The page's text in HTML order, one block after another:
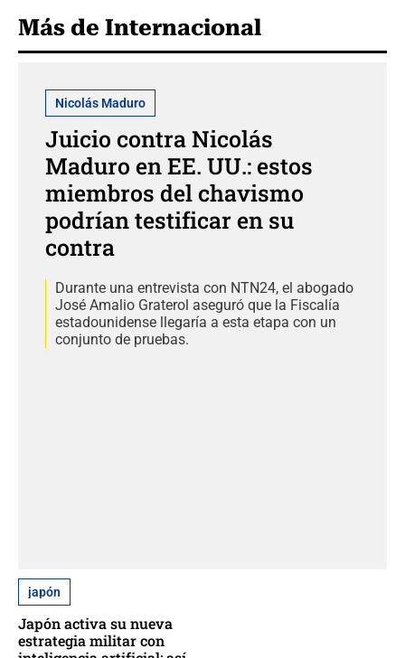
Más de Internacional
Nicolás Maduro
Juicio contra Nicolás
Maduro en EE. UU.: estos
miembros del chavismo
podrían testificar en su
contra
Durante una entrevista con NTN24, el abogado
José Amalio Graterol aseguró que la Fiscalía
estadounidense llegaría a esta etapa con un
conjunto de pruebas.
japón
Japón activa su nueva
estrategia militar con